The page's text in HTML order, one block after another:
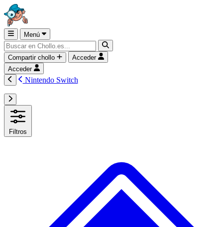
Menú
Compartir chollo
Acceder
Acceder
Nintendo Switch
Filtros